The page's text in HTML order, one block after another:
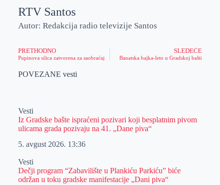
RTV Santos
Autor: Redakcija radio televizije Santos
PRETHODNO
Pupinova ulica zatvorena za saobraćaj
SLEDEĆE
Banatska bajka-leto u Gradskoj bašti
POVEZANE vesti
Vesti
Iz Gradske bašte ispraćeni pozivari koji besplatnim pivom
ulicama grada pozivaju na 41. „Dane piva“
5. avgust 2026. 13:36
Vesti
Dečji program “Zabavilište u Plankiću Parkiću” biće
održan u toku gradske manifestacije „Dani piva“